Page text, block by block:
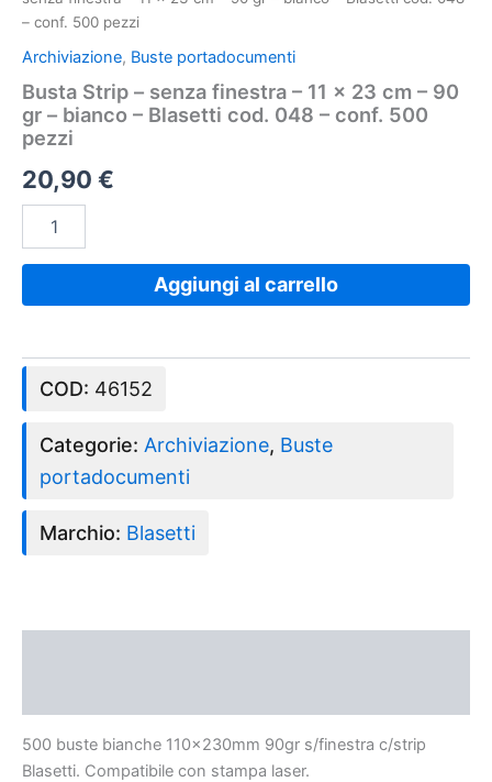
– conf. 500 pezzi
Archiviazione, Buste portadocumenti
Busta Strip – senza finestra – 11 x 23 cm – 90
gr – bianco – Blasetti cod. 048 – conf. 500
pezzi
20,90 €
-
Blasetti
cod.
-
conf.
500
quantità
Aggiungi al carrello
COD: 46152
Categorie: Archiviazione, Buste
portadocumenti
Marchio: Blasetti
500 buste bianche 110x230mm 90gr s/finestra c/strip
Blasetti. Compatibile con stampa laser.